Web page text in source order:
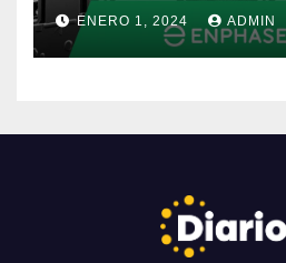
ENERO 1, 2024 ADMIN